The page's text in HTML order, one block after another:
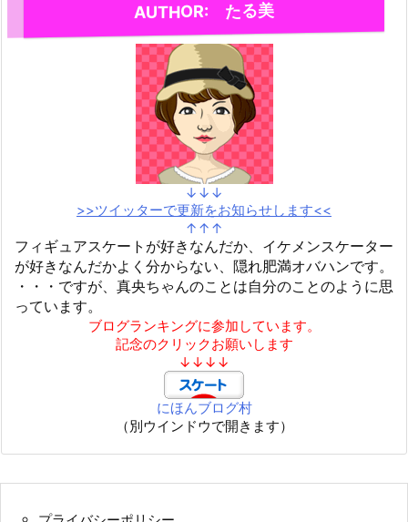
AUTHOR: たる美
↓↓↓
>>ツイッターで更新をお知らせします<<
↑↑↑
フィギュアスケートが好きなんだか、イケメンスケーター
が好きなんだかよく分からない、隠れ肥満オバハンです。
・・・ですが、真央ちゃんのことは自分のことのように思
っています。
ブログランキングに参加しています。
記念のクリックお願いします
↓↓↓↓
にほんブログ村
（別ウインドウで開きます）